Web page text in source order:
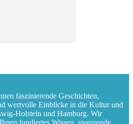
faszinierende Geschichten,
wertvolle Einblicke in die Kultur und
Holstein und Hamburg. Wir
fundiertes Wissen, spannende